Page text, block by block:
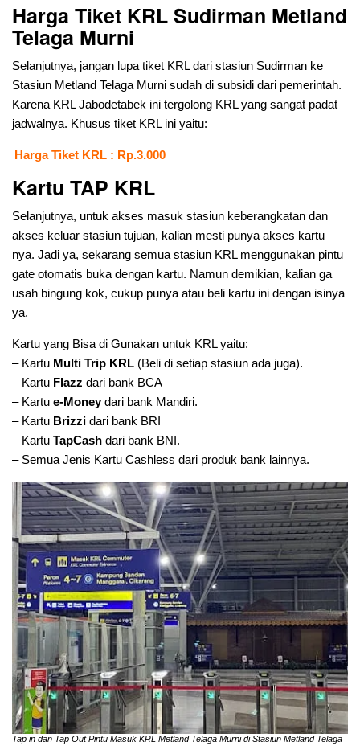
Harga Tiket KRL Sudirman Metland
Telaga Murni
Selanjutnya, jangan lupa tiket KRL dari stasiun Sudirman ke
Stasiun Metland Telaga Murni sudah di subsidi dari pemerintah.
Karena KRL Jabodetabek ini tergolong KRL yang sangat padat
jadwalnya. Khusus tiket KRL ini yaitu:
Harga Tiket KRL : Rp.3.000
Kartu TAP KRL
Selanjutnya, untuk akses masuk stasiun keberangkatan dan
akses keluar stasiun tujuan, kalian mesti punya akses kartu
nya. Jadi ya, sekarang semua stasiun KRL menggunakan pintu
gate otomatis buka dengan kartu. Namun demikian, kalian ga
usah bingung kok, cukup punya atau beli kartu ini dengan isinya
ya.
Kartu yang Bisa di Gunakan untuk KRL yaitu:
– Kartu Multi Trip KRL (Beli di setiap stasiun ada juga).
– Kartu Flazz dari bank BCA
– Kartu e-Moneydari bank Mandiri.
– Kartu Brizzi dari bank BRI
– Kartu TapCash dari bank BNI.
– Semua Jenis Kartu Cashless dari produk bank lainnya.
Tap in dan Tap Out Pintu Masuk KRL Metland Telaga Murni di Stasiun Metland Telaga